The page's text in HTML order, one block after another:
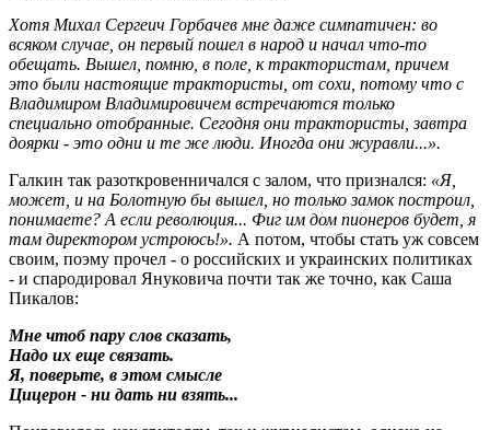
Хотя Михал Сергеич Горбачев мне даже симпатичен: во
всяком случае, он первый пошел в народ и начал что-то
обещать. Вышел, помню, в поле, к трактористам, причем
это были настоящие трактористы, от сохи, потому что с
Владимиром Владимировичем встречаются только
специально отобранные. Сегодня они трактористы, завтра
доярки - это одни и те же люди. Иногда они журавли...».
Галкин так разоткровенничался с залом, что признался: «Я,
может, и на Болотную бы вышел, но только замок построил,
понимаете? А если революция... Фиг им дом пионеров будет, я
там директором устроюсь!». А потом, чтобы стать уж совсем
своим, поэму прочел - о российских и украинских политиках
- и спародировал Януковича почти так же точно, как Саша
Пикалов:
Мне чтоб пару слов сказать,
Надо их еще связать.
Я, поверьте, в этом смысле
Цицерон - ни дать ни взять...